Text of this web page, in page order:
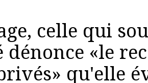
celle qui
«le
qu'elle